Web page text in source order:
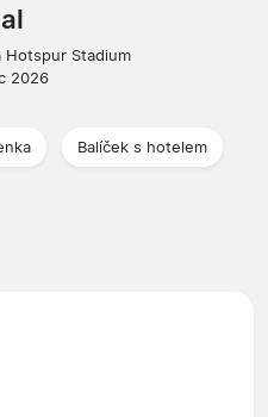
Hotspur Stadium
2026
Balíček s hotelem